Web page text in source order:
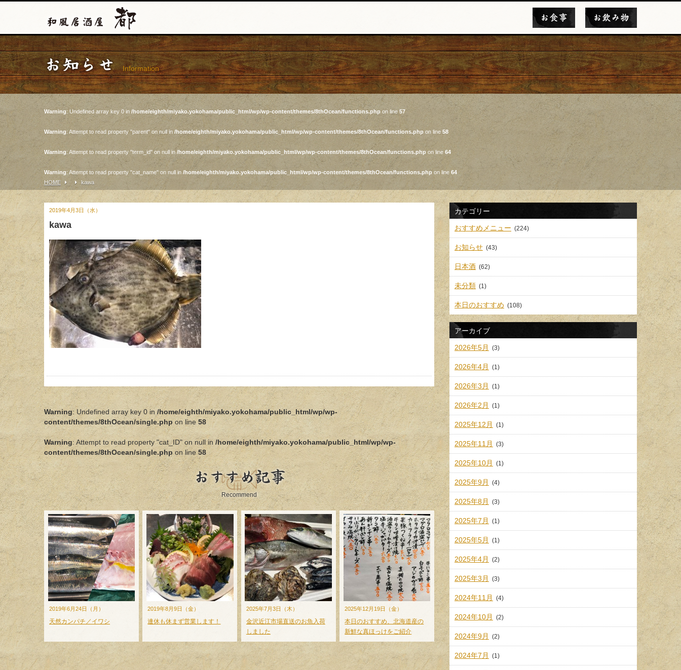
お食事 お飲み物
お知らせ Information
Warning: Undefined array key 0 in /home/eighth/miyako.yokohama/public_html/wp/wp-content/themes/8thOcean/functions.phpon line57
Warning: Attempt to read property "parent" on null in/home/eighth/miyako.yokohama/public_html/wp/wp-content/themes/8thOcean/functions.php on line 58
Warning: Attempt to read property "term_id" on null in/home/eighth/miyako.yokohama/public_html/wp/wp-content/themes/8thOcean/functions.php on line 64
Warning: Attempt to read property "cat_name" on null in /home/eighth/miyako.yokohama/public_html/wp/wp-content/themes/8thOcean/functions.php on line 64
HOME
kawa
2019年4月3日（水）
kawa
Warning: Undefined array key 0 in/home/eighth/miyako.yokohama/public_html/wp/wp-
content/themes/8thOcean/single.phpon line58
Warning: Attempt to read property "cat_ID" on null in/home/eighth/miyako.yokohama/public_html/wp/wp-
content/themes/8thOcean/single.phpon line58
おすすめ記事
Recommend
2019年6月24日（月）
天然カンパチ／イワシ
2019年8月9日（金）
連休も休まず営業します！
2025年7月3日（木）
金沢近江市場直送のお魚入荷
しました
2025年12月19日（金）
本日のおすすめ、北海道産の
新鮮な真ほっけをご紹介
カテゴリー
おすすめメニュー (224)
お知らせ (43)
日本酒 (62)
未分類 (1)
本日のおすすめ (108)
アーカイブ
2026年5月 (3)
2026年4月 (1)
2026年3月 (1)
2026年2月 (1)
2025年12月 (1)
2025年11月 (3)
2025年10月 (1)
2025年9月 (4)
2025年8月 (3)
2025年7月 (1)
2025年5月 (1)
2025年4月 (2)
2025年3月 (3)
2024年11月 (4)
2024年10月 (2)
2024年9月 (2)
2024年7月 (1)